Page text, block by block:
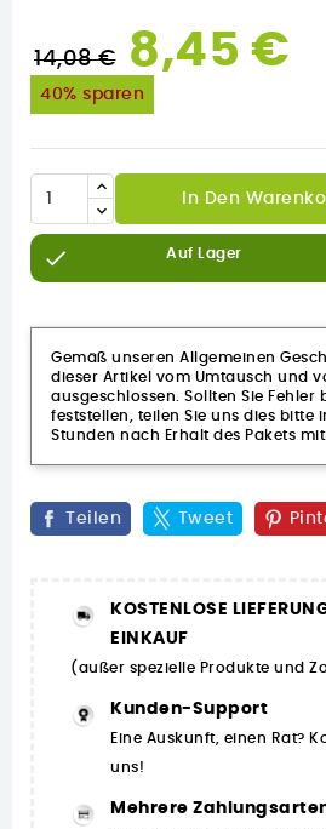
14,08 € 8,45 €
40% sparen
In Den
 Auf Lager
Gemäß unseren Allgemeinen
dieser Artikel vom Umtausch und
ausgeschlossen. Sollten Sie Fehler
feststellen, teilen Sie uns dies bitte
Stunden nach Erhalt des Pakets mit.
Teilen Tweet
KOSTENLOSE
EINKAUF
(außer spezielle Produkte und
Kunden-Support
Eine Auskunft, einen Rat?
uns!
Mehrere